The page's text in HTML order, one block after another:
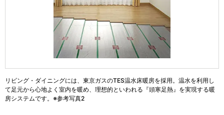
リビング・ダイニングには、東京ガスのTES温水床暖房を採用。温水を利用し
て足元から心地よく室内を暖め、理想的といわれる『頭寒足熱』を実現する暖
房システムです。※参考写真2